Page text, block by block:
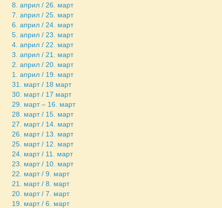
8. април / 26. март
7. април / 25. март
6. април / 24. март
5. април / 23. март
4. април / 22. март
3. април / 21. март
2. април / 20. март
1. април / 19. март
31. март / 18 март
30. март / 17 март
29. март – 16. март
28. март / 15. март
27. март / 14. март
26. март / 13. март
25. март / 12. март
24. март / 11. март
23. март / 10. март
22. март / 9. март
21. март / 8. март
20. март / 7. март
19. март / 6. март